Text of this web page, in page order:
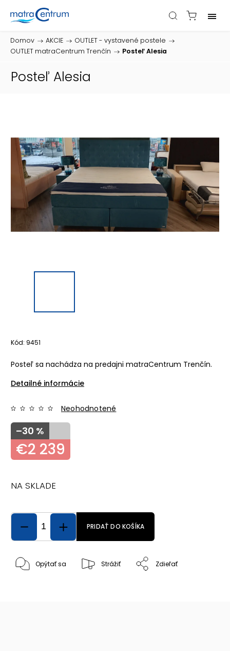
Domov / AKCIE / OUTLET - vystavené postele /
OUTLET matraCentrum Trenčín / Posteľ Alesia
Posteľ Alesia
Kód: 9451
Posteľ sa nachádza na predajni matraCentrum Trenčín.
Detailné informácie
Neohodnotené
–30 %
€2 239
NA SKLADE
PRIDAŤ DO KOŠÍKA
Opýtať sa Strážiť Zdieľať